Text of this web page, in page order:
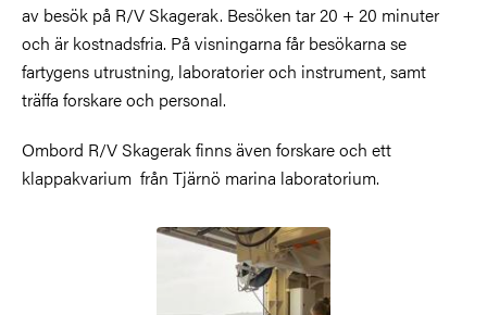
av besök på R/V Skagerak. Besöken tar 20 + 20 minuter
och är kostnadsfria. På visningarna får besökarna se
fartygens utrustning, laboratorier och instrument, samt
träffa forskare och personal.
Ombord R/V Skagerak finns även forskare och ett
klappakvarium från Tjärnö marina laboratorium.
Bild